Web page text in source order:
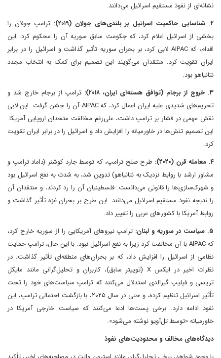
نشانه‌ای از نفوذ مستقیم اسرائیل می‌دانند.
۲. شناسایی حاکمیت اسرائیل بر بلندی‌های جولان (۲۰۱۹):
ترامپ جولان را
بخشی از اسرائیل اعلام کرد، که جکومت سابق سوریه آن را محکوم کرد. این
اقدام، که AIPAC لابی کرد، بر بحران سوریه تأثیر گذاشت و اسرائیل را در برابر
ایران تقویت کرد. منتقدان می‌گویند این تصمیم برای کمک به انتخاب مجدد
نتانیاهو بود.
۳. خروج از برجام (توافق هسته‌ای ایران، ۲۰۱۸):
ترامپ از برجام خارج شد و
تحریم‌های شدیدی علیه ایران اعمال کرد، که AIPAC آن را جشن گرفت. این لابی
نقش مهمی در فشار بر ترامپ داشت، علی‌رغم مخالفت متحدان اروپایی آمریکا.
این تصمیم تنش‌ها در خاورمیانه را افزایش داد و اسرائیل را در برابر ایران تقویت
کرد.
۴. معامله قرن (۲۰۲۰):
طرح صلح ترامپ، که توسط جارد کوشنر (داماد ترامپ و
مشاور ارشد با روابط نزدیک به نتانیاهو) تدوین شد، به شدت به نفع اسرائیل بود
و شهرک‌سازی‌ها را قانونی می‌دانست. فلسطینیان آن را رد کردند، و منتقدان آن
را نتیجه نفوذ مستقیم اسرائیل می‌دانند. این طرح بر بحران غزه تأثیر گذاشت و
روابط آمریکا با کشورهای عربی را تغییر داد.
۵. سیاست در سوریه و لبنان:
ترامپ نیروهای آمریکایی را از سوریه خارج کرد،
که AIPAC با آن مخالفت کرد زیرا به نفع اسرائیل نبود. با این حال، ترامپ حمایت
نظامی از اسرائیل را افزایش داد، که بر بحران‌های منطقه‌ای تأثیر گذاشت. در
نظرات اخیر در ایکس X (توییتر سابق)، کاربران و تحلیل‌گرانی مانند مایکل
تریسی و فیلیپ گیرالدی استدلال می‌کنند که ترامپ سیاست‌های خود را تحت
تأثیر اسرائیل تنظیم کرده، و حتی در سال ۲۰۲۵، با بازگشت احتمالی ترامپ، این
نفوذ ادامه دارد. برخی پست‌ها ادعا می‌کنند که سیاست خارجی آمریکا در
خاورمیانه «توسط تل‌آویو نوشته می‌شود».
دیدگاه‌های مخالف و محدودیت‌های نفوذ